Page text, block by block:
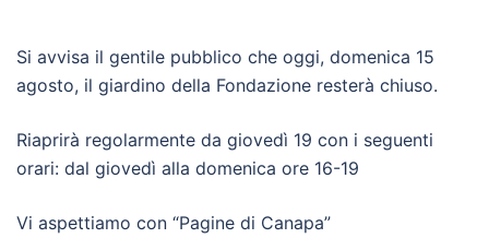
Si avvisa il gentile pubblico che oggi, domenica 15
agosto, il giardino della Fondazione resterà chiuso.
Riaprirà regolarmente da giovedì 19 con i seguenti
orari: dal giovedì alla domenica ore 16-19
Vi aspettiamo con “Pagine di Canapa”